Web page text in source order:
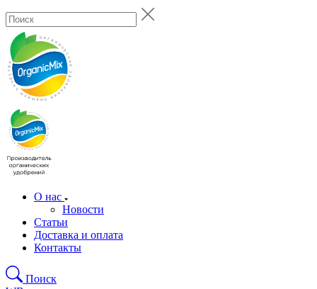
О нас
Новости
Статьи
Доставка и оплата
Контакты
Поиск